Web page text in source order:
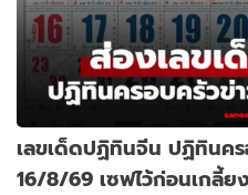
เลขเด็ดปฏิทินจีน ปฏิทินค
16/8/69 เซฟไว้ก่อนเกลี้ย